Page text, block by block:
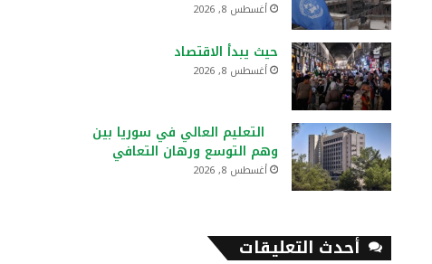
أغسطس 8, 2026
حيث يبدأ الاقتصاد
أغسطس 8, 2026
التعليم العالي في سوريا بين
وهم التوسع ورهان التعافي
أغسطس 8, 2026
أحدث التعليقات